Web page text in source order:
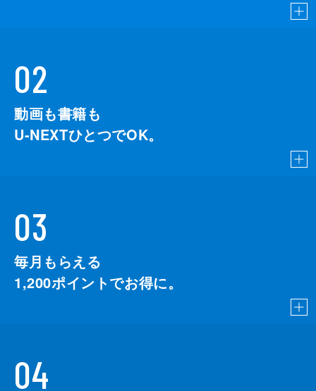
02
動画も書籍も
U-NEXTひとつでOK。
03
毎月もらえる
1,200ポイントでお得に。
04